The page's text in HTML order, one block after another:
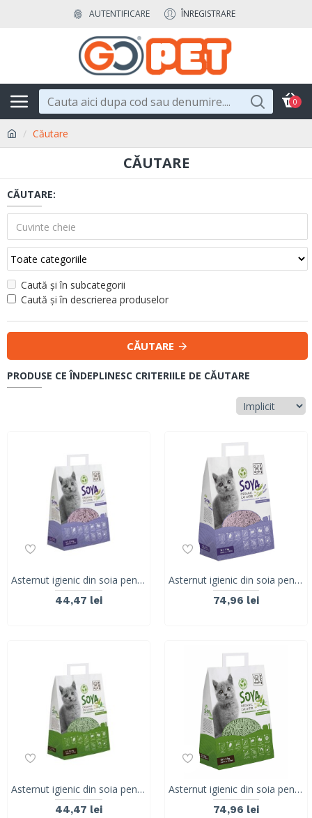
AUTENTIFICARE ÎNREGISTRARE
0
Căutare
CĂUTARE
CĂUTARE:
Caută și în subcategorii
Caută și în descrierea produselor
CĂUTARE
PRODUSE CE ÎNDEPLINESC CRITERIILE DE CĂUTARE
Asternut igienic din soia pentru litiera pisici, SOYA Organic, M-PETS, 100% biodegradabil, lavanda, 6 L
44,47 lei
Asternut igienic din soia pentru litiera pisici, SOYA Organic, M-PETS, 100% biodegradabil, lavanda, 10 L
74,96 lei
Asternut igienic din soia pentru litiera pisici, SOYA Organic, M-PETS, 100% biodegradabil, ceai verde, 6 L
44,47 lei
Asternut igienic din soia pentru litiera pisici, SOYA Organic, M-PETS, 100% biodegradabil, ceai verde, 10 L
74,96 lei